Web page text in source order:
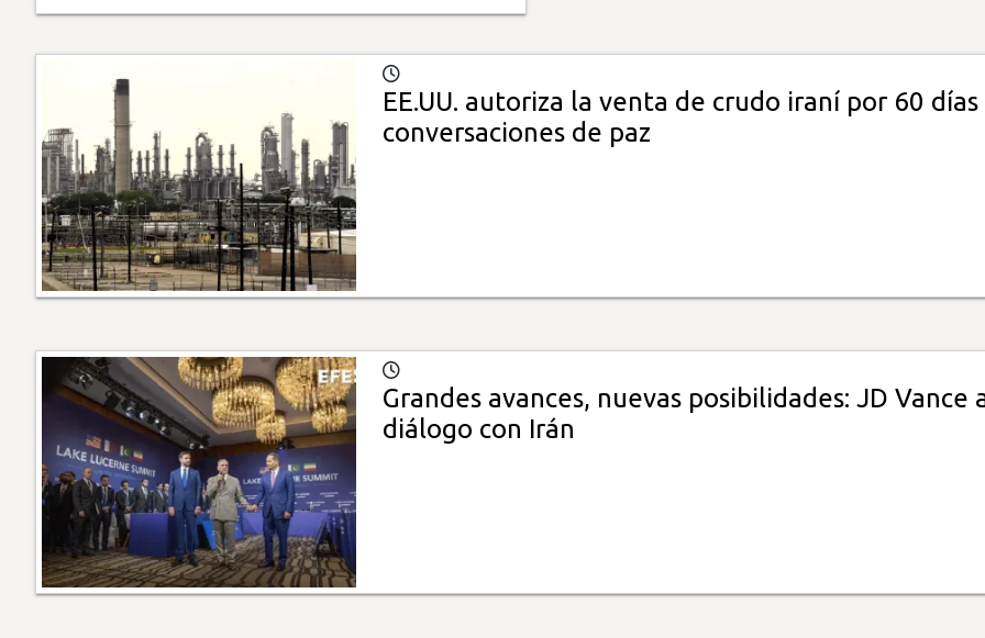
EE.UU. autoriza la venta de crudo iraní por 60
conversaciones de paz
Grandes avances, nuevas posibilidades: JD Vance
diálogo con Irán